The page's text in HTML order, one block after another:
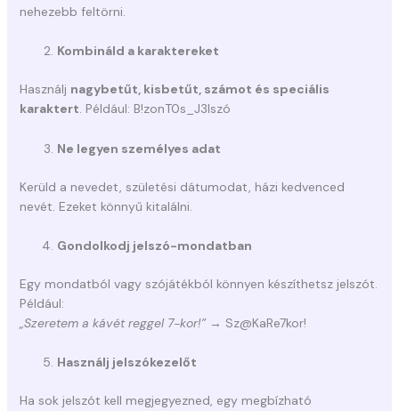
nehezebb feltörni.
Kombináld a karaktereket
Használj nagybetűt, kisbetűt, számot és speciális
karaktert. Például: B!zonT0s_J3lszó
Ne legyen személyes adat
Kerüld a nevedet, születési dátumodat, házi kedvenced
nevét. Ezeket könnyű kitalálni.
Gondolkodj jelszó-mondatban
Egy mondatból vagy szójátékból könnyen készíthetsz jelszót.
Például:
„Szeretem a kávét reggel 7-kor!”→ Sz@KaRe7kor!
Használj jelszókezelőt
Ha sok jelszót kell megjegyezned, egy megbízható